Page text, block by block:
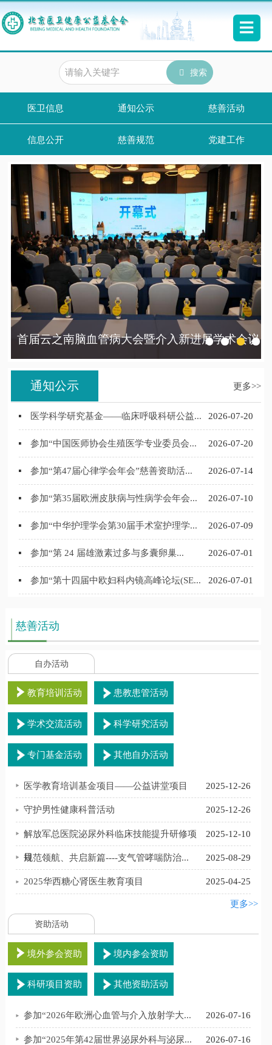
搜索
医卫信息 通知公示 慈善活动
信息公开 慈善规范 党建工作
首届云之南脑血管病大会暨介入新进展学术会议
圆满举行
更多>>
通知公示
2026-07-20
医学科学研究基金——临床呼吸科研公益...
2026-07-20
参加“中国医师协会生殖医学专业委员会...
2026-07-14
参加“第47届心律学会年会”慈善资助活...
2026-07-10
参加“第35届欧洲皮肤病与性病学会年会...
2026-07-09
参加“中华护理学会第30届手术室护理学...
2026-07-01
参加“第 24 届雄激素过多与多囊卵巢...
2026-07-01
参加“第十四届中欧妇科内镜高峰论坛(SE...
慈善活动
自办活动
教育培训活动 患教患管活动
学术交流活动 科学研究活动
专门基金活动 其他自办活动
2025-12-26
医学教育培训基金项目——公益讲堂项目
2025-12-26
守护男性健康科普活动
2025-12-10
解放军总医院泌尿外科临床技能提升研修项
目 2025-08-29
规范领航、共启新篇----支气管哮喘防治...
2025-04-25
2025华西糖心肾医生教育项目
更多>>
资助活动
境外参会资助 境内参会资助
科研项目资助 其他资助活动
2026-07-16
参加“2026年欧洲心血管与介入放射学大...
2026-07-16
参加“2025年第42届世界泌尿外科与泌尿...